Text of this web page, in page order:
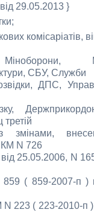
29.05.2013 }
комісаріатів,
СБУ, Служби
ДПС,
змінами,
N 726
25.05.2006, N
859 ( 859-2007-п )
223 ( 223-2010-п )